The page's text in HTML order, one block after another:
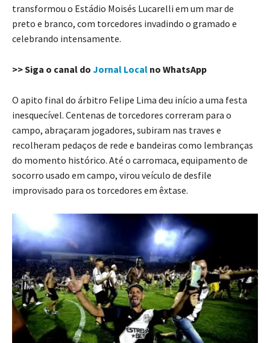
transformou o Estádio Moisés Lucarelli em um mar de
preto e branco, com torcedores invadindo o gramado e
celebrando intensamente.
>> Siga o canal do Jornal Local no WhatsApp
O apito final do árbitro Felipe Lima deu início a uma festa
inesquecível. Centenas de torcedores correram para o
campo, abraçaram jogadores, subiram nas traves e
recolheram pedaços de rede e bandeiras como lembranças
do momento histórico. Até o carromaca, equipamento de
socorro usado em campo, virou veículo de desfile
improvisado para os torcedores em êxtase.